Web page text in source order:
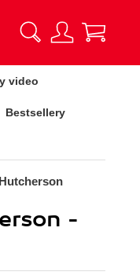
video
Bestsellery
-